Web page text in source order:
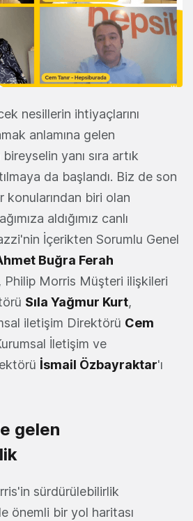
nesillerin ihtiyaçlarını
anlamına gelen
yanı sıra artık
da başlandı. Biz de son
konularından biri olan
aldığımız canlı
İçerikten Sorumlu Genel
Buğra Ferah
Morris Müşteri ilişkileri
Sıla Yağmur Kurt,
iletişim Direktörü Cem
İletişim ve
İsmail Özbayraktar'ı
gelen
sürdürülebilirlik
önemli bir yol haritası